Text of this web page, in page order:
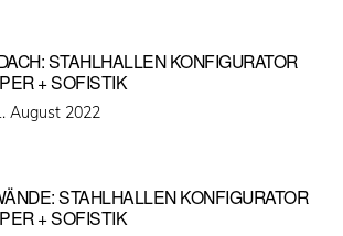
STAHLHALLEN KONFIGURATOR
+ SOFISTIK
August 2022
STAHLHALLEN KONFIGURATOR
+ SOFISTIK